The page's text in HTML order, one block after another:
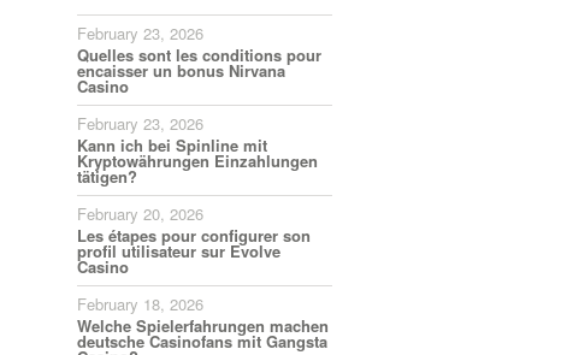
February 23, 2026
Quelles sont les conditions pour
encaisser un bonus Nirvana
Casino
February 23, 2026
Kann ich bei Spinline mit
Kryptowährungen Einzahlungen
tätigen?
February 20, 2026
Les étapes pour configurer son
profil utilisateur sur Evolve
Casino
February 18, 2026
Welche Spielerfahrungen machen
deutsche Casinofans mit Gangsta